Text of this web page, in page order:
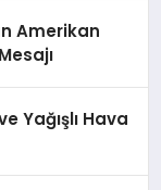
Amerikan
Yağışlı Hava